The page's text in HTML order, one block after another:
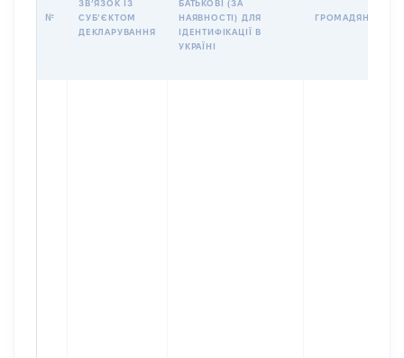
№
ЗВʼЯЗОК ІЗ
СУБʼЄКТОМ
ДЕКЛАРУВАННЯ
БАТЬКОВІ (ЗА
НАЯВНОСТІ) ДЛЯ
ІДЕНТИФІКАЦІЇ В
УКРАЇНІ
ГРОМАДЯНСТВО